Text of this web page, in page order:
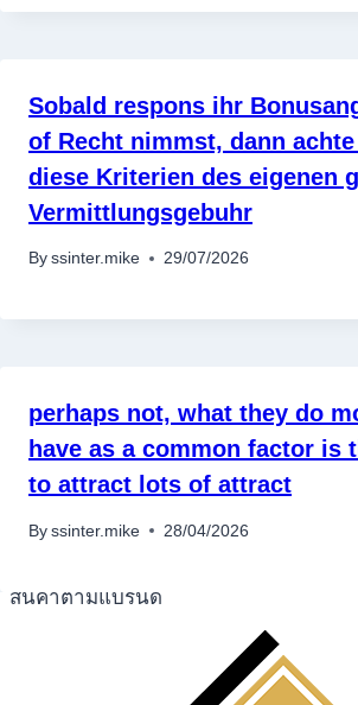
เตาอบไฟฟ้า
หม้อทอดไร้น้ำมัน
กาน้ำร้อน
สินค้าตามแบรนด์
Sobald respons ihr
of Recht nimmst, dann
diese Kriterien des eigenen
Vermittlungsgebuhr
By ssinter.mike 29/07/2026
perhaps not, what they do
have as a common factor is
to attract lots of attract
By ssinter.mike 28/04/2026